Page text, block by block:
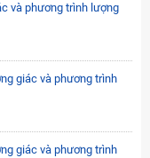
và phương trình lượng
giác và phương trình
giác và phương trình